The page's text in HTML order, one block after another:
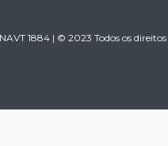
1884 | © 2023 Todos os direitos